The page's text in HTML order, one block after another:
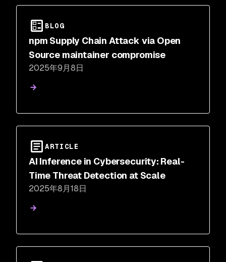
BLOG
npm Supply Chain Attack via Open
Source maintainer compromise
2025年9月8日
ARTICLE
AI Inference in Cybersecurity: Real-
Time Threat Detection at Scale
2025年8月18日